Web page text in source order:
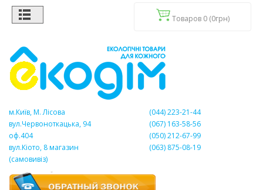
Товаров 0 (0грн)
м.Київ, М. Лісова
вул.Червоноткацька, 94
оф.404
вул.Кіото, 8 магазин
(самовивіз)
(044) 223-21-44
(067) 163-58-56
(050) 212-67-99
(063) 875-08-19